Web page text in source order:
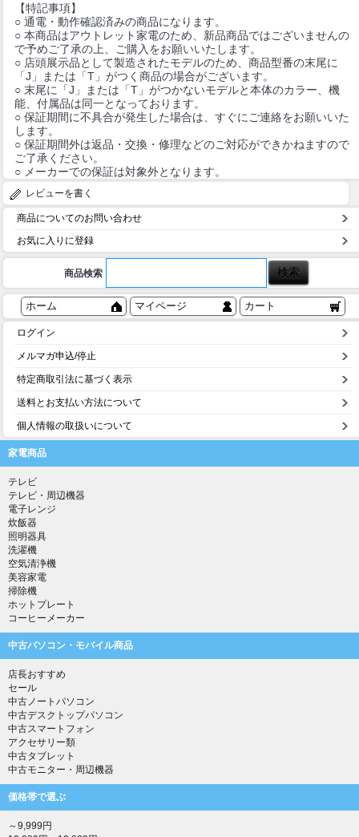
【特記事項】
○ 通電・動作確認済みの商品になります。
○ 本商品はアウトレット家電のため、新品商品ではございませんの
で予めご了承の上、ご購入をお願いいたします。
○ 店頭展示品として製造されたモデルのため、商品型番の末尾に
「J」または「T」がつく商品の場合がございます。
○ 末尾に「J」または「T」がつかないモデルと本体のカラー、機
能、付属品は同一となっております。
○ 保証期間に不具合が発生した場合は、すぐにご連絡をお願いいた
します。
○ 保証期間外は返品・交換・修理などのご対応ができかねますので
ご了承ください。
○ メーカーでの保証は対象外となります。
レビューを書く
商品についてのお問い合わせ
お気に入りに登録
商品検索
ホーム マイページ カート
ログイン
メルマガ申込/停止
特定商取引法に基づく表示
送料とお支払い方法について
個人情報の取扱いについて
家電商品
テレビ
テレビ・周辺機器
電子レンジ
炊飯器
照明器具
洗濯機
空気清浄機
美容家電
掃除機
ホットプレート
コーヒーメーカー
中古パソコン・モバイル商品
店長おすすめ
セール
中古ノートパソコン
中古デスクトップパソコン
中古スマートフォン
アクセサリー類
中古タブレット
中古モニター・周辺機器
価格帯で選ぶ
～9,999円